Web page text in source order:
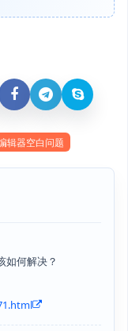
辑器空白问题
如何解决？